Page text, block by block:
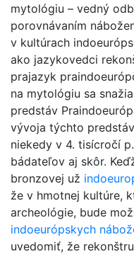
mytológiu – vedný
porovnávaním
v kultúrach
ako jazykovedci
prajazyk
na mytológiu sa
predstáv
vývoja týchto
niekedy v 4. tisícročí
bádateľov aj skôr.
bronzovej už
že v hmotnej kultúre,
archeológie, bude
indoeurópskych
uvedomiť, že